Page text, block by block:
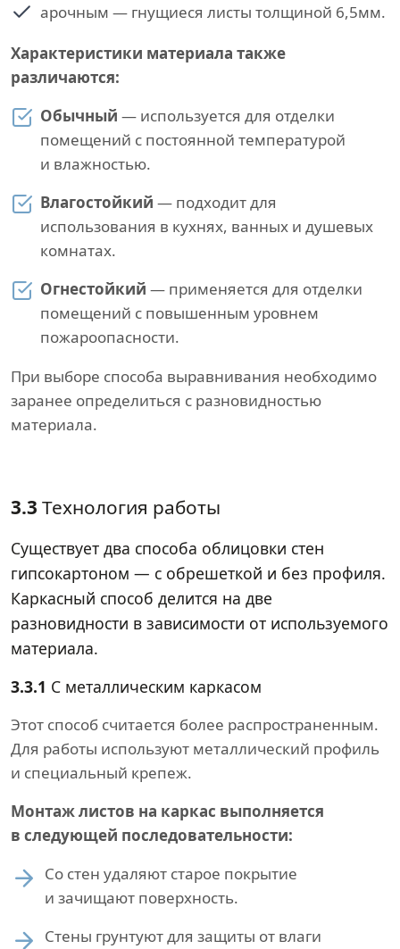
арочным — гнущиеся листы толщиной 6,5мм.
Характеристики материала также
различаются:
Обычный — используется для отделки
помещений с постоянной температурой
и влажностью.
Влагостойкий — подходит для
использования в кухнях, ванных и душевых
комнатах.
Огнестойкий — применяется для отделки
помещений с повышенным уровнем
пожароопасности.
При выборе способа выравнивания необходимо
заранее определиться с разновидностью
материала.
3.3 Технология работы
Существует два способа облицовки стен
гипсокартоном — с обрешеткой и без профиля.
Каркасный способ делится на две
разновидности в зависимости от используемого
материала.
3.3.1 С металлическим каркасом
Этот способ считается более распространенным.
Для работы используют металлический профиль
и специальный крепеж.
Монтаж листов на каркас выполняется
в следующей последовательности:
Со стен удаляют старое покрытие
и зачищают поверхность.
Стены грунтуют для защиты от влаги